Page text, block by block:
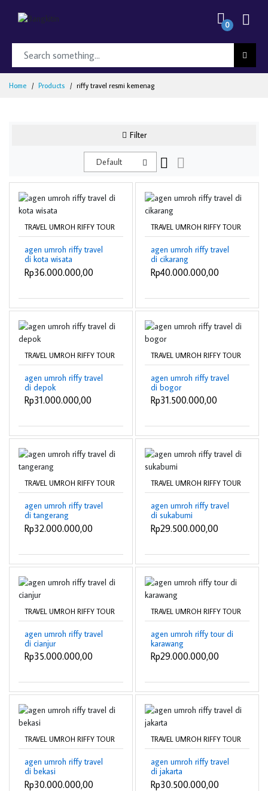
0
Home Products riffy travel resmi kemenag
Filter
Default
TRAVEL UMROH RIFFY TOUR
agen umroh riffy travel
di kota wisata
Rp36.000.000,00
TRAVEL UMROH RIFFY TOUR
agen umroh riffy travel
di cikarang
Rp40.000.000,00
TRAVEL UMROH RIFFY TOUR
agen umroh riffy travel
di depok
Rp31.000.000,00
TRAVEL UMROH RIFFY TOUR
agen umroh riffy travel
di bogor
Rp31.500.000,00
TRAVEL UMROH RIFFY TOUR
agen umroh riffy travel
di tangerang
Rp32.000.000,00
TRAVEL UMROH RIFFY TOUR
agen umroh riffy travel
di sukabumi
Rp29.500.000,00
TRAVEL UMROH RIFFY TOUR
agen umroh riffy travel
di cianjur
Rp35.000.000,00
TRAVEL UMROH RIFFY TOUR
agen umroh riffy tour di
karawang
Rp29.000.000,00
TRAVEL UMROH RIFFY TOUR
agen umroh riffy travel
di bekasi
Rp30.000.000,00
TRAVEL UMROH RIFFY TOUR
agen umroh riffy travel
di jakarta
Rp30.500.000,00